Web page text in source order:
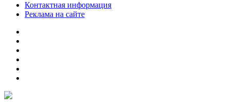
Контактная информация
Реклама на сайте